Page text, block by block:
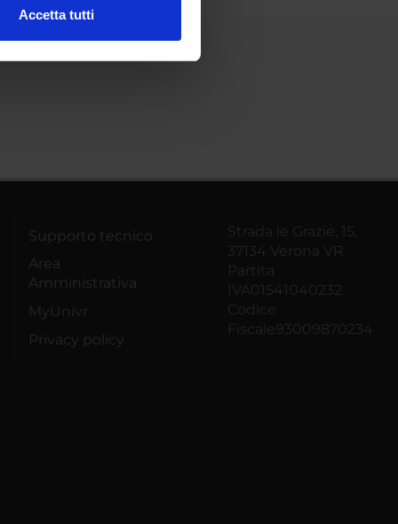
che hai fornito loro o
Accetta tutti
Supporto tecnico
Area
Amministrativa
MyUnivr
Privacy policy
Strada le Grazie, 15,
37134 Verona VR
Partita
IVA01541040232
Codice
Fiscale93009870234